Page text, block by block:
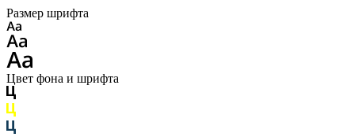
Размер шрифта
Цвет фона и шрифта